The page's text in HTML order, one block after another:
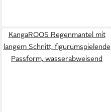
KangaROOS Regenmantel mit
langem Schnitt, figurumspielende
Passform, wasserabweisend